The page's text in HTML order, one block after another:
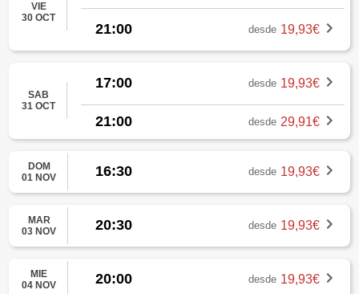
VIE
30 OCT
21:00 desde 19,93€
SAB
31 OCT
17:00 desde 19,93€
21:00 desde 29,91€
DOM
01 NOV
16:30 desde 19,93€
MAR
03 NOV
20:30 desde 19,93€
MIE
04 NOV
20:00 desde 19,93€